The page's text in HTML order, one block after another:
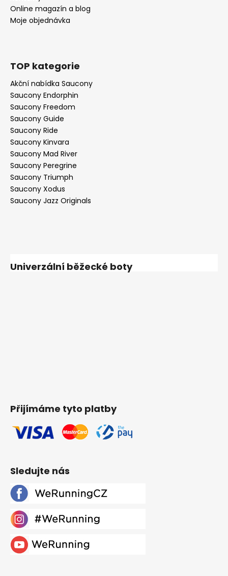
Online magazín a blog
Moje objednávka
TOP kategorie
Akční nabídka Saucony
Saucony Endorphin
Saucony Freedom
Saucony Guide
Saucony Ride
Saucony Kinvara
Saucony Mad River
Saucony Peregrine
Saucony Triumph
Saucony Xodus
Saucony Jazz Originals
Univerzální běžecké boty
Přijímáme tyto platby
Sledujte nás